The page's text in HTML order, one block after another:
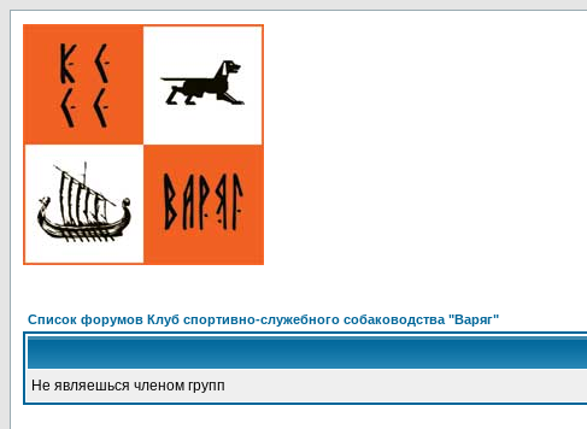
Список форумов Клуб спортивно-служебного собаководства "Варяг"
Не являешься членом групп